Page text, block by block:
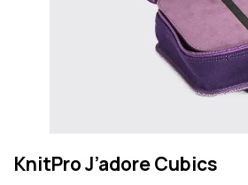
KnitPro J’adore Cubics